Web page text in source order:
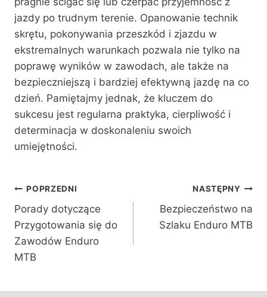
jazdy po trudnym terenie. Opanowanie technik
skrętu, pokonywania przeszkód i zjazdu w
ekstremalnych warunkach pozwala nie tylko na
poprawę wyników w zawodach, ale także na
bezpieczniejszą i bardziej efektywną jazdę na co
dzień. Pamiętajmy jednak, że kluczem do
sukcesu jest regularna praktyka, cierpliwość i
determinacja w doskonaleniu swoich
umiejętności.
Nawigacja
wpisu
POPRZEDNI
Porady dotyczące
Przygotowania się do
Zawodów Enduro
MTB
NASTĘPNY
Bezpieczeństwo na
Szlaku Enduro MTB